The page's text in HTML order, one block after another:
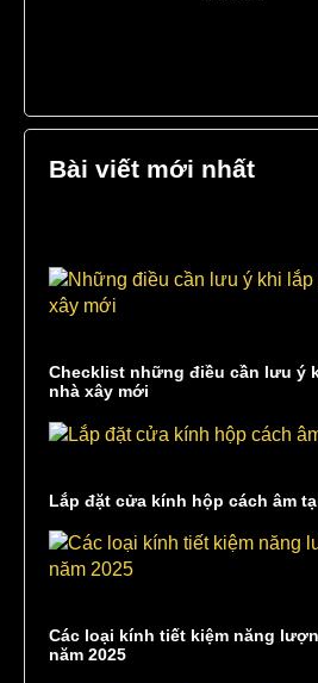
Bài viết mới nhất
Checklist những điều cần lưu ý
nhà xây mới
Lắp đặt cửa kính hộp cách âm
Các loại kính tiết kiệm năng
năm 2025